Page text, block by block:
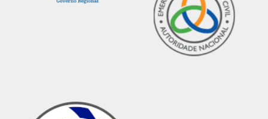
Notícias
05 setembro 2023 3:34